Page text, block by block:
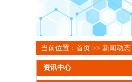
当前位置： 首页 >> 新闻动态
资讯中心